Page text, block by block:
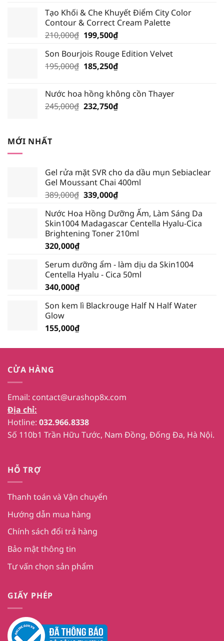
là:
195,000₫.
tại
là:
185,250₫.
Tạo Khối & Che Khuyết Điểm City Color
Contour & Correct Cream Palette
210,000₫ Giá
là:
210,000₫.
199,500₫Giá
tại
là:
Son Bourjois Rouge Edition Velvet
195,000₫ Giá
195,000₫.
185,250₫Giá
là:
185,250₫.
Nước hoa hồng không cồn Thayer
245,000₫ Giá
232,750₫Giá
MỚI NHẤT
Gel rửa mặt SVR cho da dầu mụn Sebiaclear
Gel Moussant Chai 400ml
389,000₫ Giá
là:
389,000₫.
339,000₫Giá
tại
là:
339,000₫.
Nước Hoa Hồng Dưỡng Ẩm, Làm Sáng Da
Skin1004 Madagascar Centella Hyalu-Cica
Brightening Toner 210ml
320,000₫
Serum dưỡng ẩm - làm dịu da Skin1004
Centella Hyalu - Cica 50ml
340,000₫
Son kem lì Blackrouge Half N Half Water
Glow
155,000₫
CỬA HÀNG
Email: contact@urashop8x.com
Địa chỉ:
Hotline: 032.966.8338
Số 110b1 Trần Hữu Tước, Nam Đồng, Đống Đa, Hà Nội.
HỖ TRỢ
Thanh toán và Vận chuyển
Hướng dẫn mua hàng
Chính sách đổi trả hàng
Bảo mật thông tin
Tư vấn chọn sản phẩm
GIẤY PHÉP